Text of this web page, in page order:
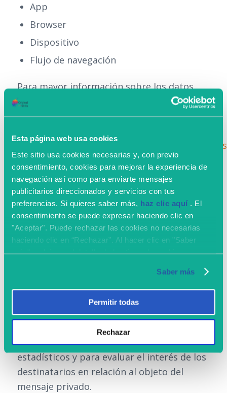
Esta página web usa cookies
Este sitio usa cookies necesarias y, con previo
consentimiento, cookies para mejorar la experiencia de
navegación así como para enviarte mensajes
publicitarios direccionados y servicios con tus
preferencias. Si quieres saber más, haz clic aquí. El
consentimiento se puede expresar haciendo clic en
"Aceptar". Puede rechazar las cookies no necesarias
haciendo clic en “Rechazar”. Al hacer clic en "Saber
más" podrá ver el detalle de los tipos de cookies
Saber más
Permitir todas
Rechazar
App
Browser
Dispositivo
Flujo de navegación
Para mayor información sobre los datos
recogidos por Google a través de los
servicios de Analytics hacer referencia a la
marketingplatform.google.com/about/
Marketing por correo
electrónico
Los correos electrónicos enviados por
Originalskills o por los operadores
encargados a través de nuestros servicios
incluyen sistemas de recogida de
mensajes y conexiones hipertextuales en su
interior. Dichas informaciones, como por
ejemplo el número de usuarios que han
abierto los mensajes, se usan para fines
estadísticos y para evaluar el interés de los
destinatarios en relación al objeto del
mensaje privado.